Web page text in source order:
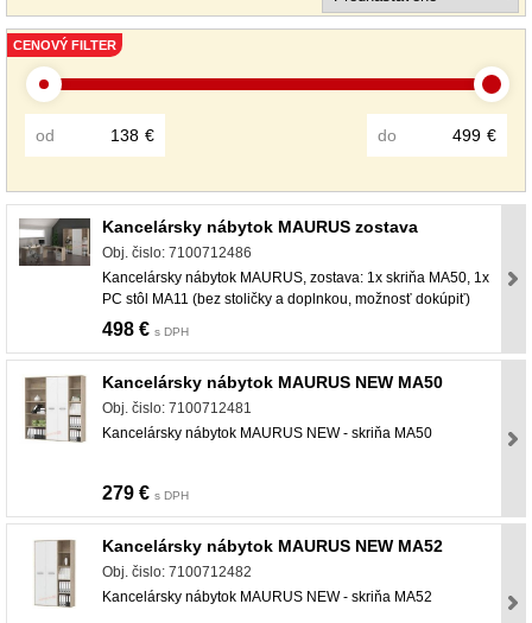
CENOVÝ FILTER
od € do €
Kancelársky nábytok MAURUS zostava
Obj. čislo: 7100712486
Kancelársky nábytok MAURUS, zostava: 1x skriňa MA50, 1x
PC stôl MA11 (bez stoličky a doplnkou, možnosť dokúpiť)
498 € s DPH
Kancelársky nábytok MAURUS NEW MA50
Obj. čislo: 7100712481
Kancelársky nábytok MAURUS NEW - skriňa MA50
279 € s DPH
Kancelársky nábytok MAURUS NEW MA52
Obj. čislo: 7100712482
Kancelársky nábytok MAURUS NEW - skriňa MA52